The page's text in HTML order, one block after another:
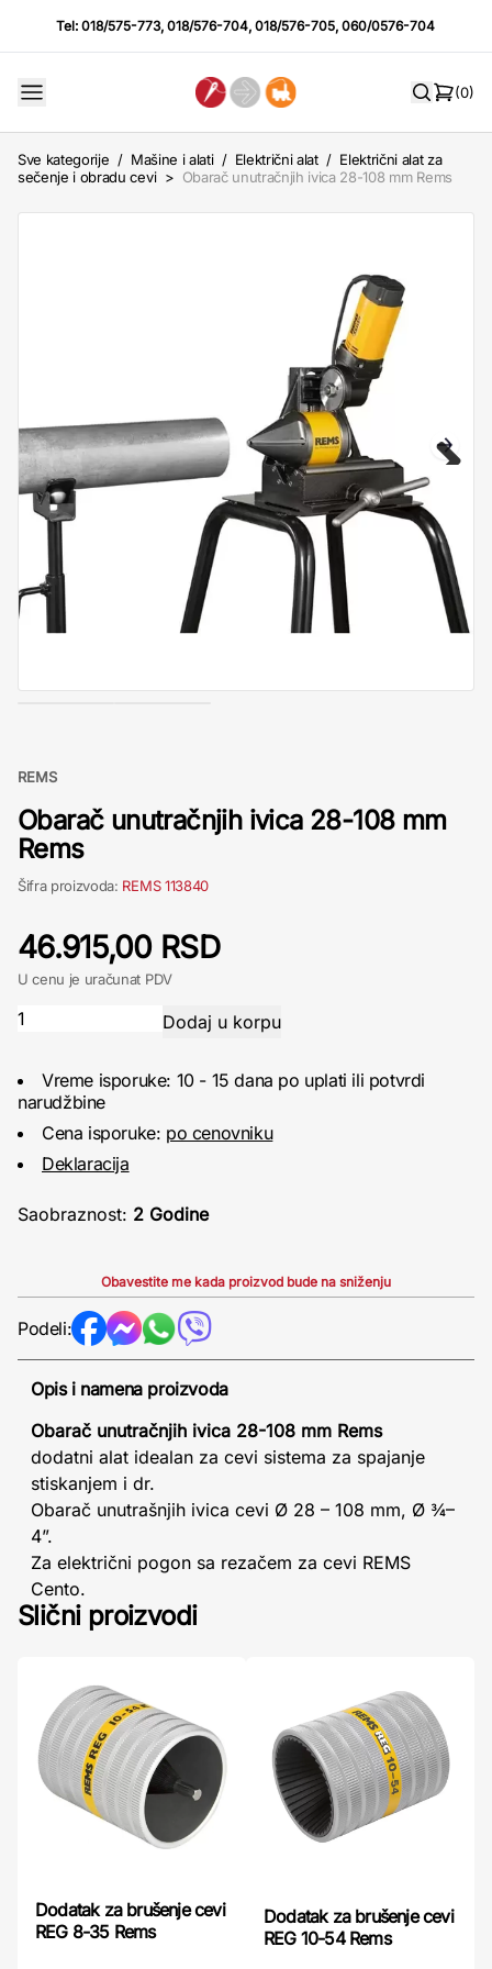
Tel:018/575-773,018/576-704,018/576-705,060/0576-704
(0)
Sve kategorije / Mašine i alati / Električni alat / Električni alat za
sečenje i obradu cevi > Obarač unutračnjih ivica 28-108 mm Rems
REMS
Obarač unutračnjih ivica 28-108 mm
Rems
Šifra proizvoda: REMS 113840
46.915,00 RSD
U cenu je uračunat PDV
Vreme isporuke: 10 - 15 dana po uplati ili potvrdi
narudžbine
Cena isporuke: po cenovniku
Deklaracija
Saobraznost: 2 Godine
Obavestite me kada proizvod bude na sniženju
Podeli:
Opis i namena proizvoda
Obarač unutračnjih ivica 28-108 mm Rems
dodatni alat idealan za cevi sistema za spajanje
stiskanjem i dr.
Obarač unutrašnjih ivica cevi Ø 28 – 108 mm, Ø ¾–
4”.
Za električni pogon sa rezačem za cevi REMS
Cento.
Slični proizvodi
Dodatak za brušenje cevi
REG 8-35 Rems
Dodatak za brušenje cevi
REG 10-54 Rems